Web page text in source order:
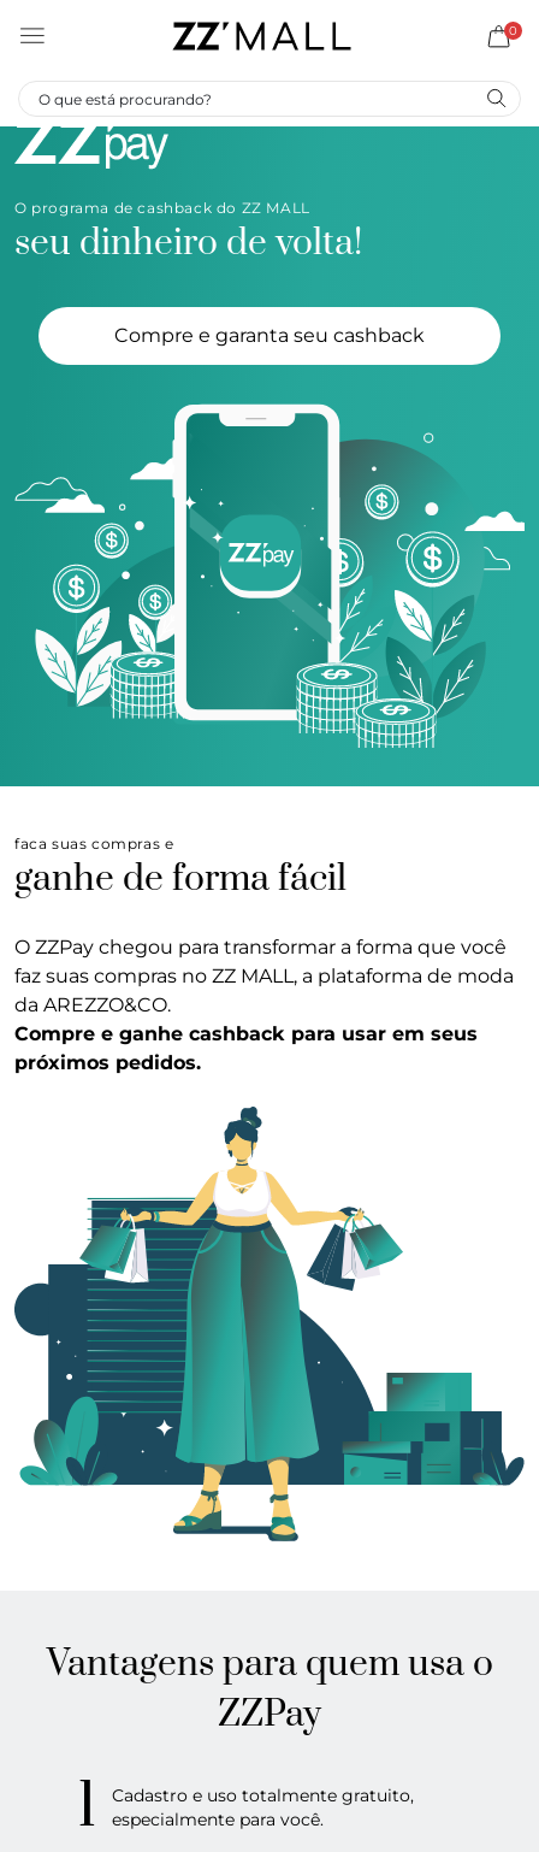
0
O programa de cashback do ZZ MALL
seu dinheiro de volta!
Compre e garanta seu cashback
faca suas compras e
ganhe de forma fácil
O ZZPay chegou para transformar a forma que você
faz suas compras no ZZ MALL, a plataforma de moda
da AREZZO&CO.
Compre e ganhe cashback para usar em seus
próximos pedidos.
Vantagens para quem usa o
ZZPay
1
Cadastro e uso totalmente gratuito,
especialmente para você.